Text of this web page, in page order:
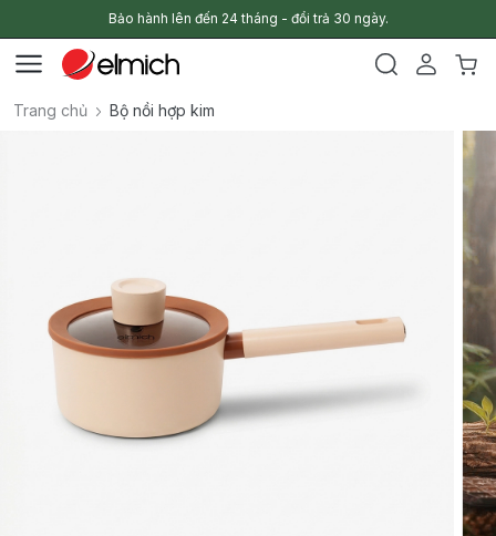
Bảo hành lên đến 24 tháng - đổi trả 30 ngày.
Trang chủ Bộ nồi hợp kim